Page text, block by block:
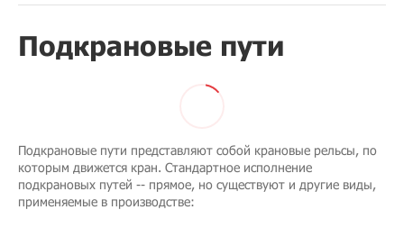
Подкрановые пути
Подкрановые пути представляют собой крановые рельсы, по
которым движется кран. Стандартное исполнение
подкрановых путей -- прямое, но существуют и другие виды,
применяемые в производстве: